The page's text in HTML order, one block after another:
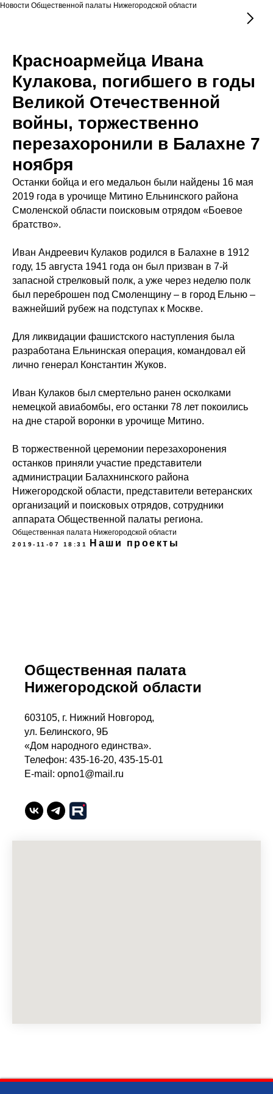
Новости Общественной палаты Нижегородской области
Красноармейца Ивана
Кулакова, погибшего в годы
Великой Отечественной
войны, торжественно
перезахоронили в Балахне 7
ноября
Останки бойца и его медальон были найдены 16 мая
2019 года в урочище Митино Ельнинского района
Смоленской области поисковым отрядом «Боевое
братство».
Иван Андреевич Кулаков родился в Балахне в 1912
году, 15 августа 1941 года он был призван в 7-й
запасной стрелковый полк, а уже через неделю полк
был переброшен под Смоленщину – в город Ельню –
важнейший рубеж на подступах к Москве.
Для ликвидации фашистского наступления была
разработана Ельнинская операция, командовал ей
лично генерал Константин Жуков.
Иван Кулаков был смертельно ранен осколками
немецкой авиабомбы, его останки 78 лет покоились
на дне старой воронки в урочище Митино.
В торжественной церемонии перезахоронения
останков приняли участие представители
администрации Балахнинского района
Нижегородской области, представители ветеранских
организаций и поисковых отрядов, сотрудники
аппарата Общественной палаты региона.
Общественная палата Нижегородской области
2019-11-07 18:31 Наши проекты
Общественная палата
Нижегородской области
603105, г. Нижний Новгород,
ул. Белинского, 9Б
«Дом народного единства».
Телефон: 435-16-20, 435-15-01
E-mail: opno1@mail.ru